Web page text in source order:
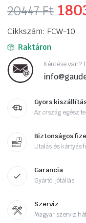
20447Ft
price
Cikkszám: FCW-10
Raktáron
Kérdése van?
Gyors
Az ország egész
Biztonságos
Utalás és kártyás
Garancia
Gyártói jótállás
Szerviz
Magyar szerviz